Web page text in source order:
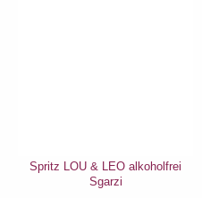
Spritz LOU & LEO alkoholfrei
Sgarzi